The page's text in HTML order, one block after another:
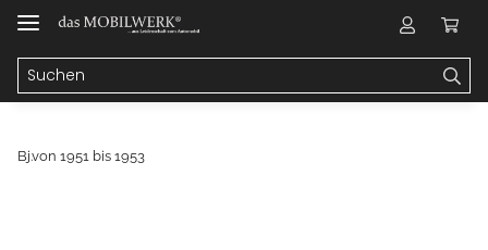
Bj.von 1951 bis 1953